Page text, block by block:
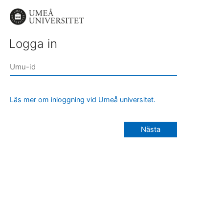
Logga in
Läs mer om inloggning vid Umeå universitet.
Nästa